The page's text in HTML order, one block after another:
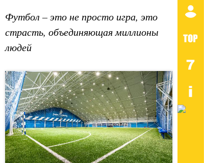
Футбол – это не просто игра, это
страсть, объединяющая миллионы
людей